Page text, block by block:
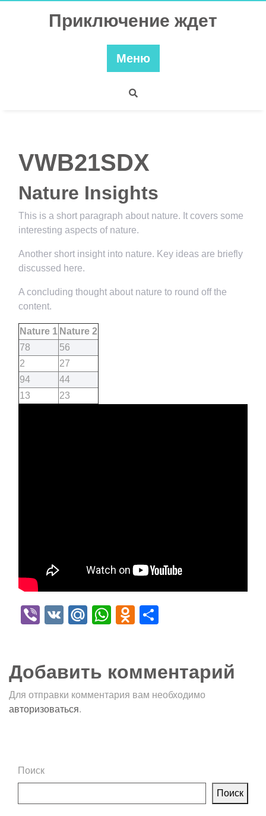
Приключение ждет
Меню
VWB21SDX
Nature Insights
This is a short paragraph about nature. It covers some
interesting aspects of nature.
Another short insight into nature. Key ideas are briefly
discussed here.
A concluding thought about nature to round off the
content.
Nature 1 Nature 2
78
56
2
27
94
44
13
23
Viber
VK Mail.Ru
WhatsApp
Odnoklassniki
Добавить комментарий
Для отправки комментария вам необходимо
авторизоваться.
Поиск
Поиск